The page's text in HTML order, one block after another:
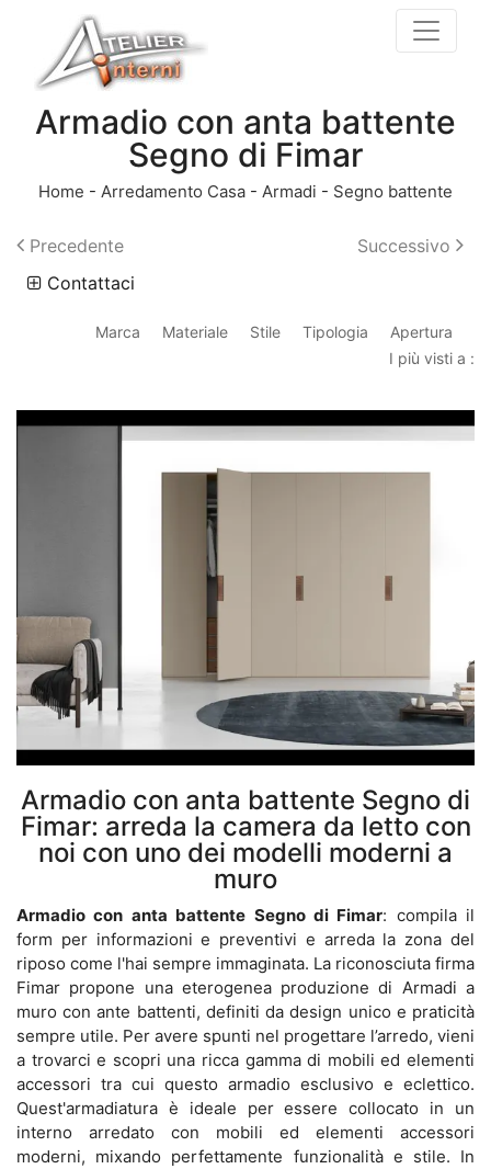
Armadio con anta battente
Segno di Fimar
Home - Arredamento Casa - Armadi - Segno battente
Precedente
Successivo
Contattaci
Marca Materiale Stile Tipologia
Apertura
I più visti a :
Armadio con anta battente Segno di
Fimar: arreda la camera da letto con
noi con uno dei modelli moderni a
muro
Armadio con anta battente Segno di Fimar: compila il
form per informazioni e preventivi e arreda la zona del
riposo come l'hai sempre immaginata. La riconosciuta firma
Fimar propone una eterogenea produzione di Armadi a
muro con ante battenti, definiti da design unico e praticità
sempre utile. Per avere spunti nel progettare l’arredo, vieni
a trovarci e scopri una ricca gamma di mobili ed elementi
accessori tra cui questo armadio esclusivo e eclettico.
Quest'armadiatura è ideale per essere collocato in un
interno arredato con mobili ed elementi accessori
moderni, mixando perfettamente funzionalità e stile. In